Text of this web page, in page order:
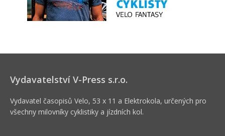
Vydavatelství V-Press s.r.o.
Vydavatel časopisů Velo, 53 x 11 a Elektrokola, určených pro
všechny milovníky cyklistiky a jízdních kol.